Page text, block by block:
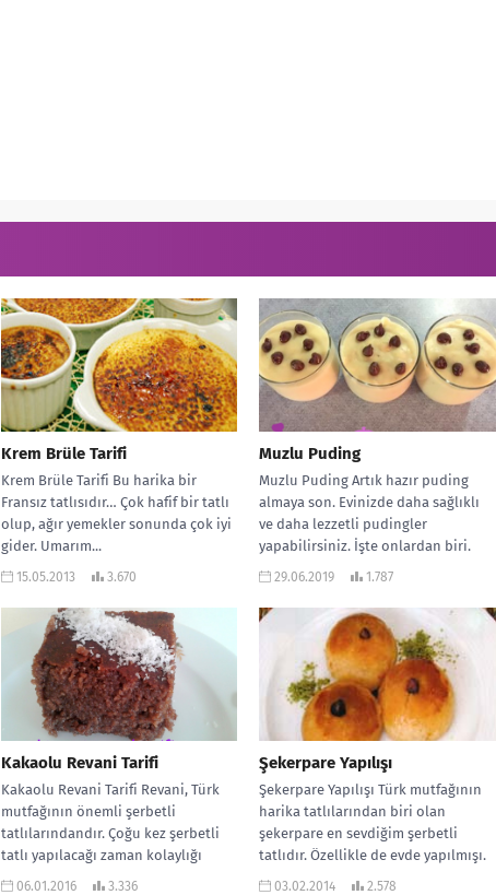
Krem Brüle Tarifi
Krem Brüle Tarifi Bu harika bir
Fransız tatlısıdır… Çok hafif bir tatlı
olup, ağır yemekler sonunda çok iyi
gider. Umarım...
15.05.2013 3.670
Muzlu Puding
Muzlu Puding Artık hazır puding
almaya son. Evinizde daha sağlıklı
ve daha lezzetli pudingler
yapabilirsiniz. İşte onlardan biri.
Üstelik yapılışı...
29.06.2019 1.787
Kakaolu Revani Tarifi
Kakaolu Revani Tarifi Revani, Türk
mutfağının önemli şerbetli
tatlılarındandır. Çoğu kez şerbetli
tatlı yapılacağı zaman kolaylığı
bakımından bu tercih edilir....
06.01.2016 3.336
Şekerpare Yapılışı
Şekerpare Yapılışı Türk mutfağının
harika tatlılarından biri olan
şekerpare en sevdiğim şerbetli
tatlıdır. Özellikle de evde yapılmışı.
Vereceğim tarif benim...
03.02.2014 2.578